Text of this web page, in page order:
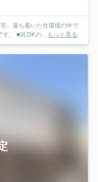
。落ち着いた住環境の中で
す。 ■3LDKの... もっと見る